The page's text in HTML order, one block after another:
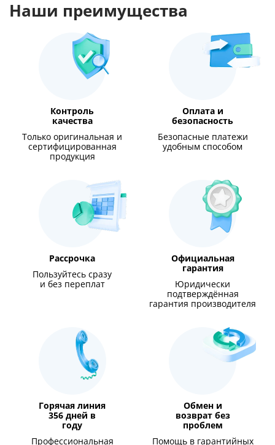
Наши преимущества
Контроль
качества
Только оригинальная и
сертифицированная
продукция
Оплата и
безопасность
Безопасные платежи
удобным способом
Рассрочка
Пользуйтесь сразу
и без переплат
Официальная
гарантия
Юридически
подтверждённая
гарантия производителя
Горячая линия
356 дней в
году
Профессиональная
Обмен и
возврат без
проблем
Помощь в гарантийных